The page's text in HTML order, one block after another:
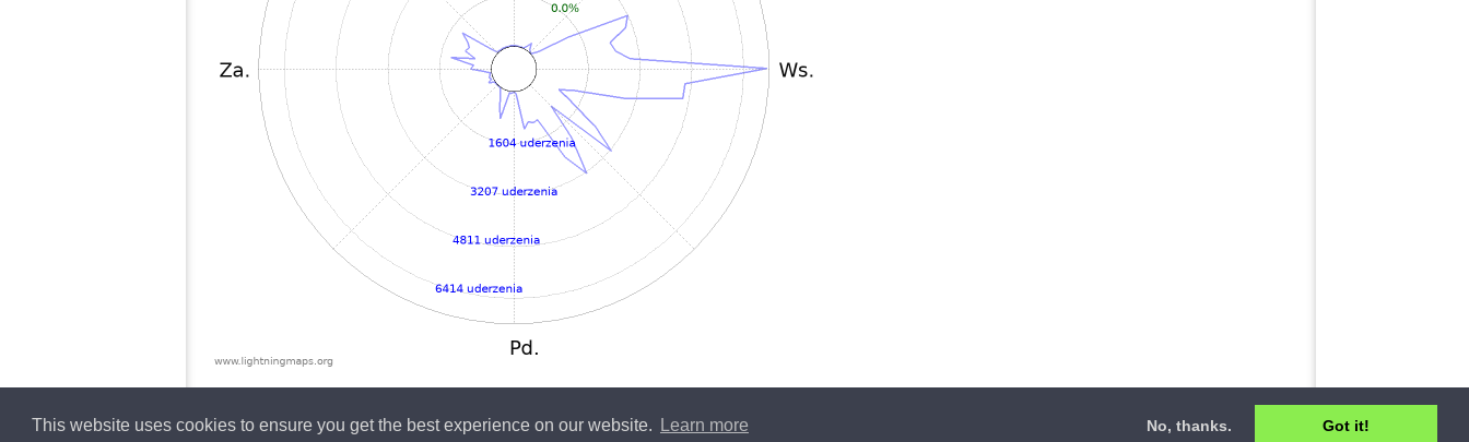
This website uses cookies to ensure you get the best experience on our website. Learn more No, thanks. Got it!